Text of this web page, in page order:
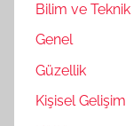
Bilim ve Teknik
Genel
Güzellik
Kişisel Gelişim